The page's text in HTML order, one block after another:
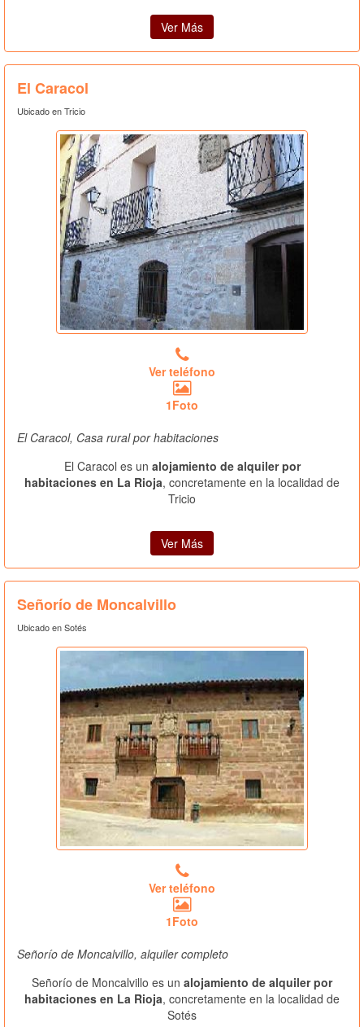
Ver Más
El Caracol
Ubicado en Tricio
Ver teléfono
1Foto
El Caracol, Casa rural por habitaciones
El Caracol es un alojamiento de alquiler por
habitaciones en La Rioja, concretamente en la localidad de
Tricio
Ver Más
Señorío de Moncalvillo
Ubicado en Sotés
Ver teléfono
1Foto
Señorío de Moncalvillo, alquiler completo
Señorío de Moncalvillo es un alojamiento de alquiler por
habitaciones en La Rioja, concretamente en la localidad de
Sotés